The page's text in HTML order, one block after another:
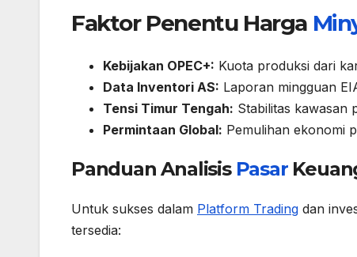
Faktor Penentu Harga
Kebijakan OPEC+: Kuota produksi dari
Data Inventori AS: Laporan mingguan
Tensi Timur Tengah: Stabilitas kawasan
Permintaan Global: Pemulihan ekonomi
Panduan Analisis Pasar
Untuk sukses dalam Platform Trading dan
tersedia: